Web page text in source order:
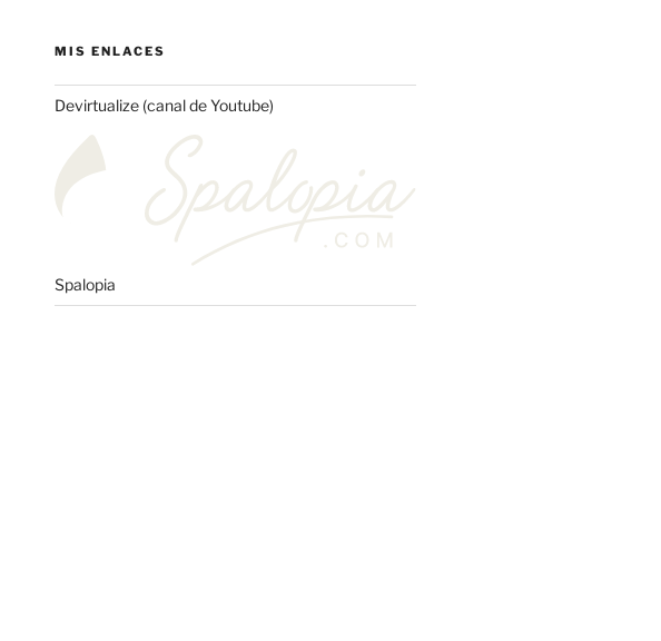
MIS ENLACES
Devirtualize (canal de Youtube)
Spalopia